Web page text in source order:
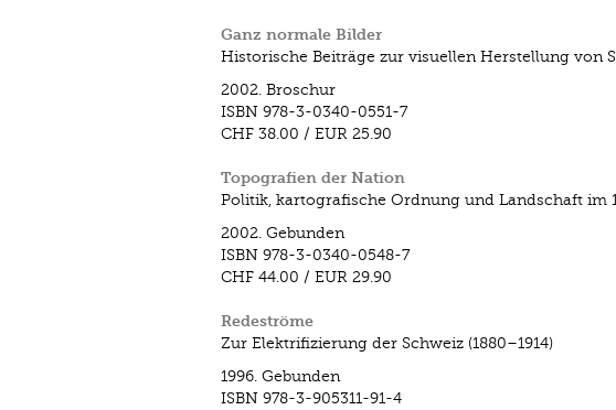
Ganz normale Bilder
Historische Beiträge zur visuellen Herstellung von
2002. Broschur
ISBN 978-3-0340-0551-7
CHF 38.00 / EUR 25.90
Topografien der Nation
Politik, kartografische Ordnung und Landschaft im
2002. Gebunden
ISBN 978-3-0340-0548-7
CHF 44.00 / EUR 29.90
Redeströme
Zur Elektrifizierung der Schweiz (1880–1914)
1996. Gebunden
ISBN 978-3-905311-91-4